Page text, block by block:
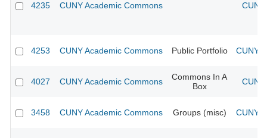
4235 CUNY Academic Commons
4253 CUNY Academic Commons Public Portfolio CUNY
4027 CUNY Academic Commons
Commons In A
Box
3458 CUNY Academic Commons Groups (misc) CUNY